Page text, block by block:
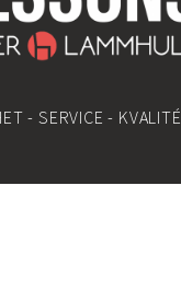
- SERVICE - KVALITÉ